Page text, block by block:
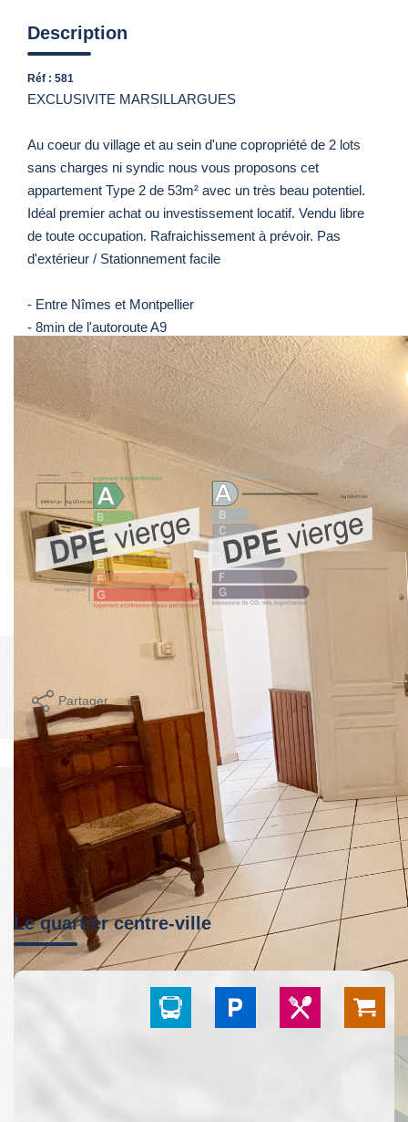
Description
Réf : 581
EXCLUSIVITE MARSILLARGUES
Au coeur du village et au sein d'une copropriété de 2 lots
sans charges ni syndic nous vous proposons cet
appartement Type 2 de 53m² avec un très beau potentiel.
Idéal premier achat ou investissement locatif. Vendu libre
de toute occupation. Rafraichissement à prévoir. Pas
d'extérieur / Stationnement facile
- Entre Nîmes et Montpellier
- 8min de l'autoroute A9
- 5min de la Grande Motte
Nos honoraires Nous contacter
Diagnostics énergétiques
Imprimer
Partager Calculer mon budget
Le quartier centre-ville